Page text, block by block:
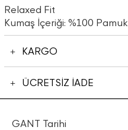
Relaxed Fit
Kumaş İçeriği: %100 Pamuk
KARGO
ÜCRETSİZ İADE
GANT Tarihi